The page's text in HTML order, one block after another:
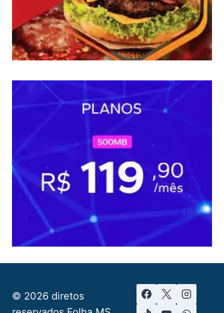
© 2026 diretos